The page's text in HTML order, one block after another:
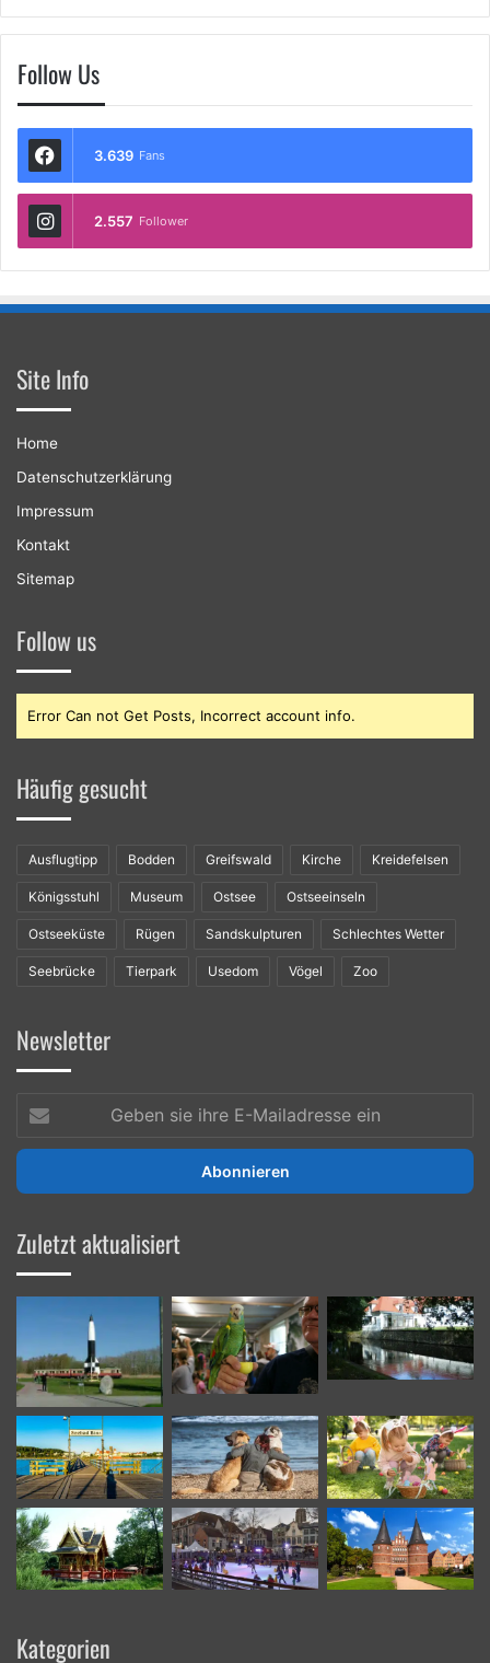
Follow Us
3.639 Fans
2.557 Follower
Site Info
Home
Datenschutzerklärung
Impressum
Kontakt
Sitemap
Follow us
Error Can not Get Posts, Incorrect account info.
Häufig gesucht
Ausflugtipp Bodden Greifswald Kirche Kreidefelsen
Königsstuhl Museum Ostsee Ostseeinseln
Ostseeküste Rügen Sandskulpturen Schlechtes Wetter
Seebrücke Tierpark Usedom Vögel Zoo
Newsletter
sie
ihre
Mailadresse
Zuletzt aktualisiert
Kategorien